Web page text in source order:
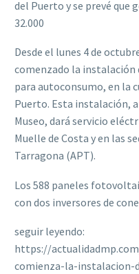
del Puerto y se prevé que
32.000 
Desde el lunes 4 de
comenzado la
para autoconsumo, en la
Puerto. Esta instalación,
Museo, dará servicio
Muelle de Costa y en las
Tarragona (APT).
Los 588 paneles
con dos inversores de
seguir leyendo:
https://
comienza-la-